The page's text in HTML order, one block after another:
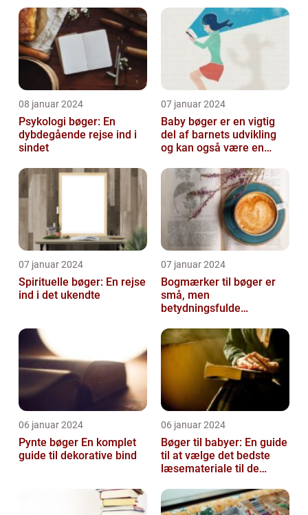
08 januar 2024
Psykologi bøger: En
dybdegående rejse ind i
sindet
07 januar 2024
Baby bøger er en vigtig
del af barnets udvikling
og kan også være en
forældre a...
07 januar 2024
Spirituelle bøger: En rejse
ind i det ukendte
07 januar 2024
Bogmærker til bøger er
små, men
betydningsfulde
læsere med at holde styr
på d...
06 januar 2024
Pynte bøger En komplet
guide til dekorative bind
06 januar 2024
Bøger til babyer: En guide
til at vælge det bedste
læsemateriale til de